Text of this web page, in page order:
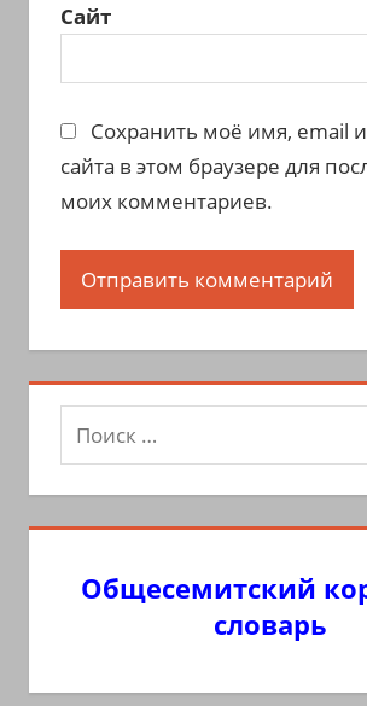
Сайт
Сохранить моё имя, email
сайта в этом браузере для
моих комментариев.
Поиск
для:
Общесемитский
словарь